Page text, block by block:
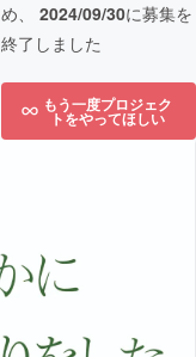
め、 2024/09/30に募集を
終了しました
もう一度プロジェク
トをやってほしい